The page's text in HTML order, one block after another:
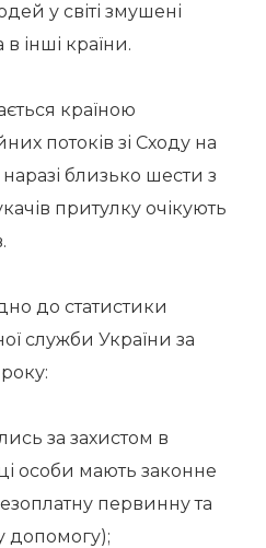
у світі змушені
в інші країни.
країною
потоків зі Сходу на
наразі близько шести з
притулку очікують
до статистики
служби України за
за захистом в
ці особи мають законне
первинну та
допомогу);